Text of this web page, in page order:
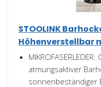
STOOLINK
Höhenverstellbar
atmungsaktiver
sonnenbeständiger